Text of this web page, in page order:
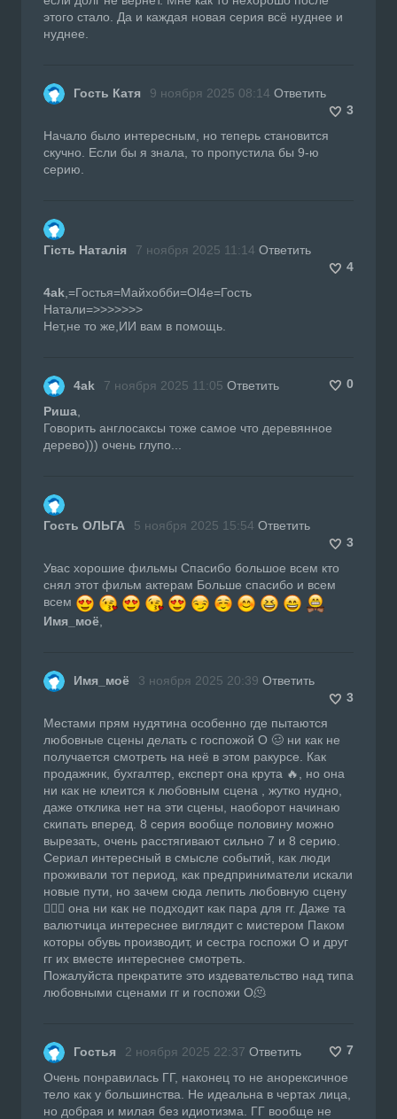
этого стало. Да и каждая новая серия всё нуднее и
нуднее.
Гость Катя 9 ноября 2025 08:14 Ответить
3
Начало было интересным, но теперь становится
скучно. Если бы я знала, то пропустила бы 9-ю
серию.
Гість Наталія 7 ноября 2025 11:14 Ответить
4
4ak ,=Гостья=Майхобби=Ol4e=Гость
Натали=>>>>>>>
Нет,не то же,ИИ вам в помощь.
4ak 7 ноября 2025 11:05 Ответить
0
Риша
Говорить англосаксы тоже самое что деревянное
дерево))) очень глупо...
Гость ОЛЬГА 5 ноября 2025 15:54 Ответить
3
Увас хорошие фильмы Спасибо большое всем кто
снял этот фильм актерам Больше спасибо и всем
всем
Имя_моё
Имя_моё 3 ноября 2025 20:39 Ответить
3
Местами прям нудятина особенно где пытаются
любовные сцены делать с госпожой О 🥴 ни как не
получается смотреть на неё в этом ракурсе. Как
продажник, бухгалтер, експерт она крута 🔥, но она
ни как не клеится к любовным сцена , жутко нудно,
даже отклика нет на эти сцены, наоборот начинаю
скипать вперед. 8 серия вообще половину можно
вырезать, очень расстягивают сильно 7 и 8 серию.
Сериал интересный в смысле событий, как люди
проживали тот период, как предприниматели искали
новые пути, но зачем сюда лепить любовную сцену
🤦🏼‍♀️ она ни как не подходит как пара для гг. Даже та
валютчица интереснее виглядит с мистером Паком
которы обувь производит, и сестра госпожи О и друг
гг их вместе интереснее смотреть.
Пожалуйста прекратите это издевательство над типа
любовными сценами гг и госпожи О🫠
Гостья 2 ноября 2025 22:37 Ответить
7
Очень понравилась ГГ, наконец то не анорексичное
тело как у большинства. Не идеальна в чертах лица,
но добрая и милая без идиотизма. ГГ вообще не